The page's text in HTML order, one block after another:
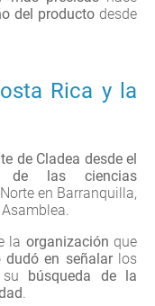
del producto desde
Rica y la
de Cladea desde el
de las ciencias
en Barranquilla,
la organización que
dudó en señalarlos
búsqueda de la
.